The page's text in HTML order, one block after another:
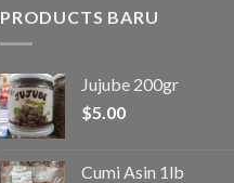
PRODUCTS BARU
Jujube 200gr
$5.00
Cumi Asin 1lb